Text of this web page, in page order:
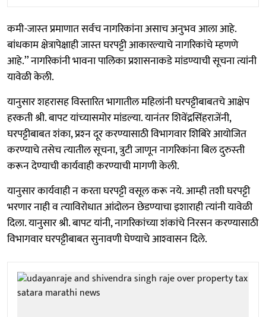
कमी-जास्‍त प्रमाणात सर्वच नागरिकांना असाच अनुभव आला आहे.
बांधकाम क्षेत्रापेक्षाही जास्‍त घरपट्टी आकारल्‍याचे नागरिकांचे म्‍हणणे
आहे.’’ नागरिकांनी भावना पालिका प्रशासनाकडे मांडण्याची सूचना त्यांनी
यावेळी केली.
यानुसार शहरासह विस्तारित भागातील महिलांनी घरपट्टीबाबतचे आक्षेप
हरकती श्री. बापट यांच्‍यासमोर मांडल्‍या. यानंतर शिवेंद्रसिंहराजेंनी,
घरपट्टीबाबत शंका, प्रश्‍‍न दूर करण्‍यासाठी विभागवार शिबिरे आयोजित
करण्‍याचे तसेच त्‍यातील सूचना, त्रुटी जाणून नागरिकांना बिल दुरुस्‍ती
करून देण्‍याची कार्यवाही करण्‍याची मागणी केली.
यानुसार कार्यवाही न करता घरपट्टी वसूल करू नये. आम्‍ही तशी घरपट्टी
भरणार नाही व त्‍याविरोधात आंदोलन छेडण्‍याचा इशाराही त्‍यांनी यावेळी
दिला. यानुसार श्री. बापट यांनी, नागरिकांच्या शंकांचे निरसन करण्‍यासाठी
विभागवार घरपट्टीबाबत सुनावणी घेण्‍याचे आश्‍‍वासन दिले.